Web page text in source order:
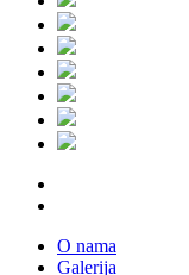
O nama
Galerija